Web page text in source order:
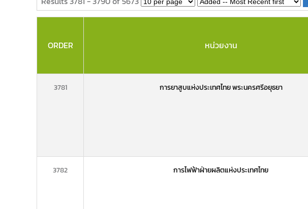
ORDER หน่วยงาน
3781 การยาสูบแห่งประเทศไทย พระนครศรีอยุธยา
3782 การไฟฟ้าฝ่ายผลิตแห่งประเทศไทย